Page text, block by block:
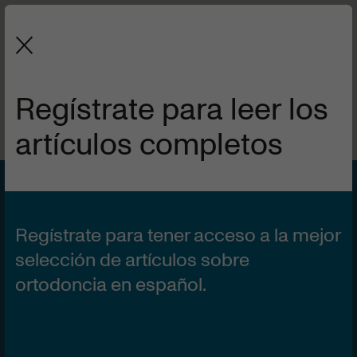
de Ortodoncia y Ortopedia Dentofacial.
Predictibilidad de la
expansión dentoalveolar
de la arcada inferior con
Regístrate para leer los
artículos completos
Regístrate para tener acceso a la mejor
selección de artículos sobre
ortodoncia en español.